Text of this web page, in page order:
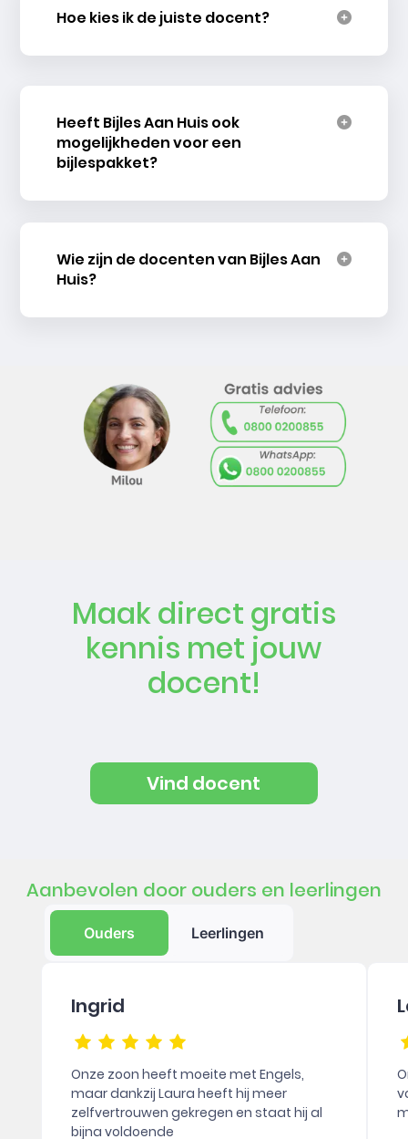
Hoe kies ik de juiste docent?
Heeft Bijles Aan Huis ook
mogelijkheden voor een
bijlespakket?
Wie zijn de docenten van Bijles Aan
Huis?
Maak direct gratis
kennis met jouw
docent!
Vind docent
Aanbevolen door ouders en leerlingen
Ouders Leerlingen
Ingrid
Onze zoon heeft moeite met Engels,
maar dankzij Laura heeft hij meer
zelfvertrouwen gekregen en staat hij al
bijna voldoende